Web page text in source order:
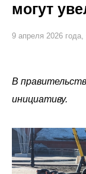
могут
9 апреля 2026 года,
В
инициативу.